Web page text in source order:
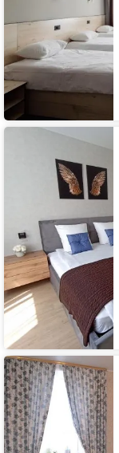
Апартаменты
Зеленая
Гостевой
дом
Соловей